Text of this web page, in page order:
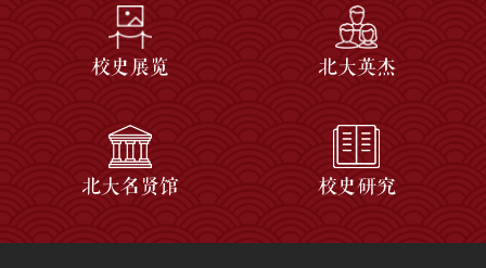
校史展览 北大英杰
北大名贤馆 校史研究